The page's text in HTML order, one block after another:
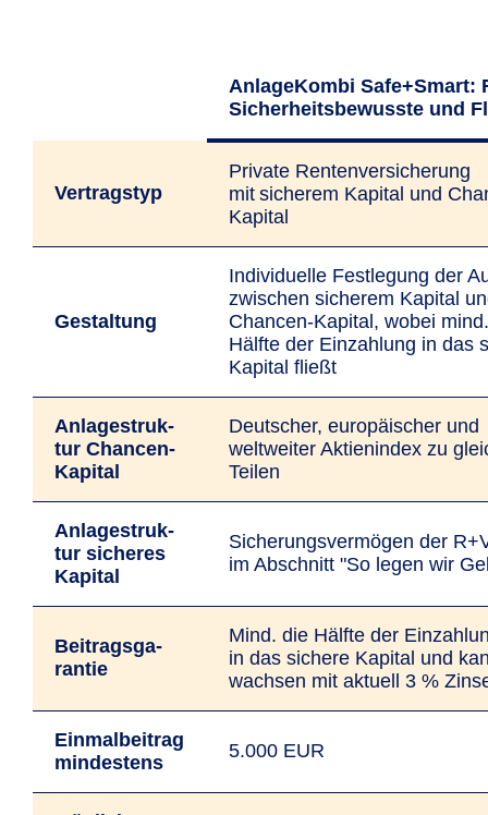
AnlageKombi Safe+Smart:
Sicherheitsbewusste und
Vertrags­typ
Private Rentenversicherung
mit sicherem Kapital und
Kapital
Gestal­tung
Individuelle Festlegung der
zwischen sicherem Kapital
Chancen-Kapital, wobei
Hälfte der Einzahlung in das
Kapital fließt
Anlage­struk­
tur Chancen-
Kapital
Deutscher, europäischer und
weltweiter Aktienindex zu
Teilen
Anlage­struk­
tur sicheres
Kapital
Siche­­r­ungs­­­ver­mö­­­gen der
im Abschnitt "So legen wir
Bei­trags­­ga­
ran­tie
Mind. die Hälfte der
in das sichere Kapital und
wachsen mit aktuell 3 %
Einmalbeitrag
mindestens
5.000 EUR